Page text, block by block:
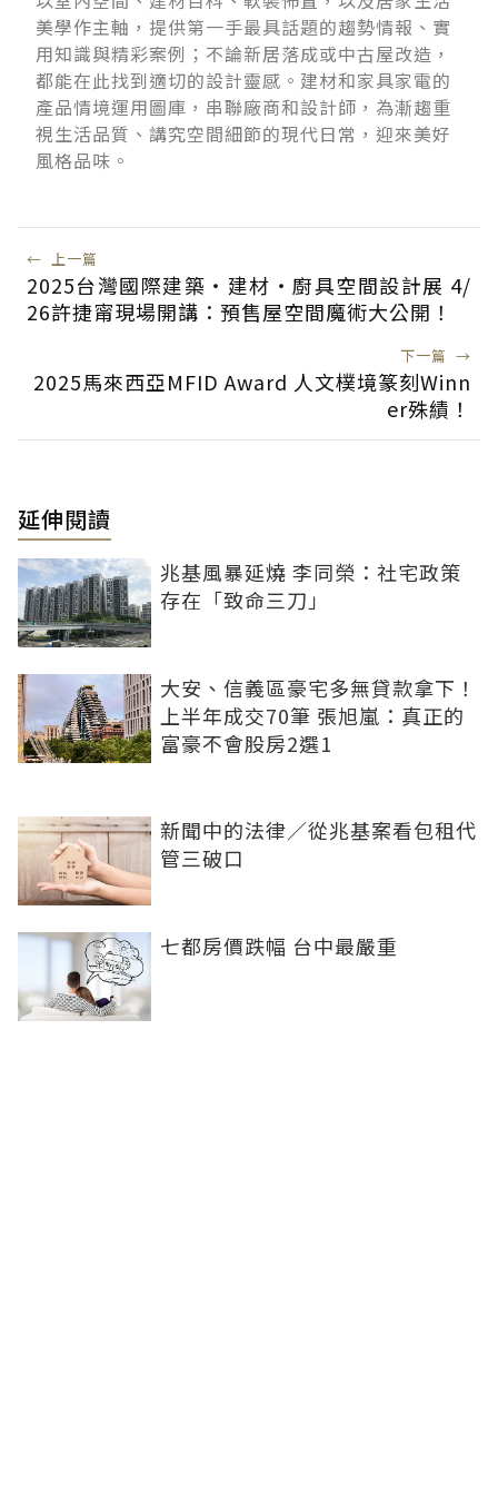
美學作主軸，提供第一手最具話題的趨勢情報、實
用知識與精彩案例；不論新居落成或中古屋改造，
都能在此找到適切的設計靈感。建材和家具家電的
產品情境運用圖庫，串聯廠商和設計師，為漸趨重
視生活品質、講究空間細節的現代日常，迎來美好
風格品味。
← 上一篇
2025台灣國際建築‧建材‧廚具空間設計展 4/
26許捷甯現場開講：預售屋空間魔術大公開！
下一篇 →
2025馬來西亞MFID Award 人文樸境篆刻Winn
er殊績！
延伸閱讀
兆基風暴延燒 李同榮：社宅政策
存在「致命三刀」
大安、信義區豪宅多無貸款拿下！
上半年成交70筆 張旭嵐：真正的
富豪不會股房2選1
新聞中的法律／從兆基案看包租代
管三破口
七都房價跌幅 台中最嚴重